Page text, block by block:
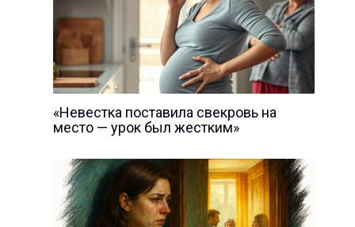
«Невестка поставила свекровь на
место — урок был жестким»